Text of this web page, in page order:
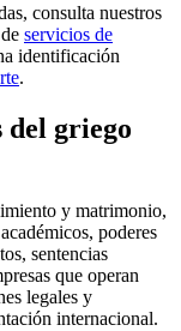
consulta nuestros
servicios de
identificación
.
del griego
y matrimonio,
poderes
sentencias
que operan
legales y
internacional.